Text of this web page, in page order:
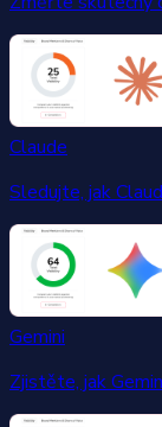
Claude
Sledujte, jak
Gemini
Zjistěte, jak